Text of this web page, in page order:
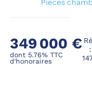
Pièces
349 000 €
dont 5.76% TTC
d'honoraires
: